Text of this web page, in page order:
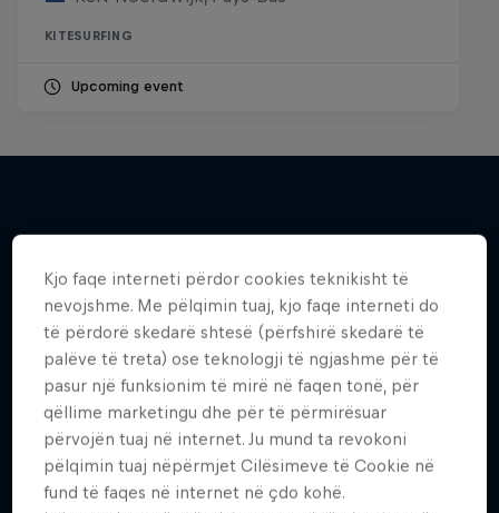
KITESURFING
Upcoming event
Kjo faqe interneti përdor cookies teknikisht të
nevojshme. Me pëlqimin tuaj, kjo faqe interneti do
të përdorë skedarë shtesë (përfshirë skedarë të
palëve të treta) ose teknologji të ngjashme për të
pasur një funksionim të mirë në faqen tonë, për
qëllime marketingu dhe për të përmirësuar
përvojën tuaj në internet. Ju mund ta revokoni
pëlqimin tuaj nëpërmjet Cilësimeve të Cookie në
fund të faqes në internet në çdo kohë.